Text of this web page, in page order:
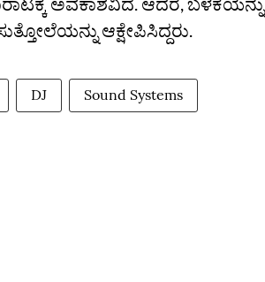
ಆಕ್ಷೇಪಿಸಿದ್ದರು.
DJ Sound Systems